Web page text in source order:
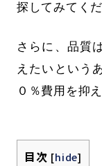
探してみてくだ
さらに、品質
えたいという
０％費用を抑
目次 [hide]